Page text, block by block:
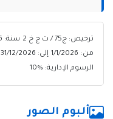
ترخيص: ج75 / ت ج خ 2
سنة: 2026
من: 1/1/2026 إلى: 31/12/2026
الرسوم الإدارية: %10
ألبوم الصور